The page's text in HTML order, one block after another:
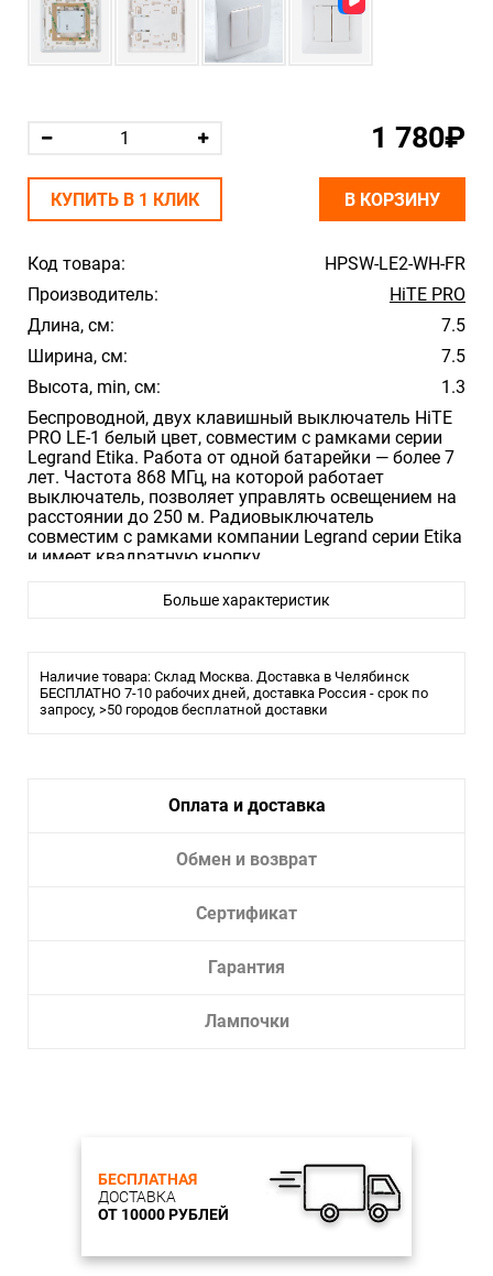
Код товара:
HPSW-LE2-WH-FR
Производитель:
HiTE PRO
Длина, см:
7.5
Ширина, см:
7.5
Высота, min, см:
1.3
Беспроводной, двух клавишный выключатель HiTE
PRO LE-1 белый цвет, совместим с рамками серии
Legrand Etika. Работа от одной батарейки — более 7
лет. Частота 868 МГц, на которой работает
выключатель, позволяет управлять освещением на
расстоянии до 250 м. Радиовыключатель
совместим с рамками компании Legrand серии Etika
и имеет квадратную кнопку.
Больше характеристик
Наличие товара: Склад Москва. Доставка в Челябинск
БЕСПЛАТНО 7-10 рабочих дней, доставка Россия - срок по
запросу, >50 городов бесплатной доставки
1 780₽
КУПИТЬ В 1 КЛИК В КОРЗИНУ
Оплата и доставка
Обмен и возврат
Сертификат
Гарантия
Лампочки
БЕСПЛАТНАЯ
ДОСТАВКА
ОТ 10000 РУБЛЕЙ